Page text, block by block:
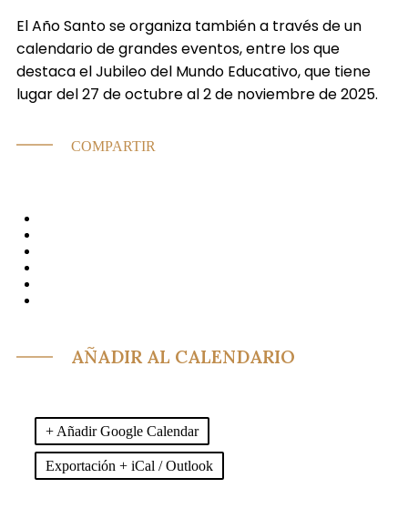
El Año Santo se organiza también a través de un
calendario de grandes eventos, entre los que
destaca el Jubileo del Mundo Educativo, que tiene
lugar del 27 de octubre al 2 de noviembre de 2025.
COMPARTIR
AÑADIR AL CALENDARIO
+ Añadir Google Calendar
Exportación + iCal / Outlook